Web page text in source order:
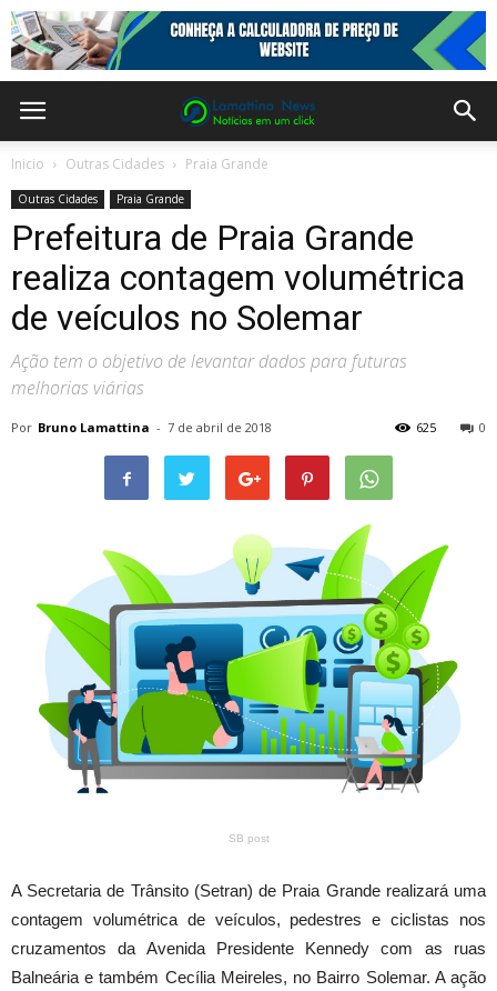
Inicio Outras Cidades Praia Grande
Outras Cidades Praia Grande
Prefeitura de Praia Grande
realiza contagem volumétrica
de veículos no Solemar
Ação tem o objetivo de levantar dados para futuras
melhorias viárias
Por Bruno Lamattina - 7 de abril de 2018 0
625
SB post
A Secretaria de Trânsito (Setran) de Praia Grande realizará uma
contagem volumétrica de veículos, pedestres e ciclistas nos
cruzamentos da Avenida Presidente Kennedy com as ruas
Balneária e também Cecília Meireles, no Bairro Solemar. A ação